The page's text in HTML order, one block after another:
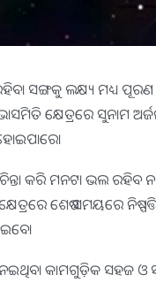
ରହିବା ସଙ୍ଗକୁ ଲକ୍ଷ୍ୟ
କ୍ଷେତ୍ରରେ ସୁନାମ
କରି ମନଟା ଭଲ ରହିବ
ଶେଷ ସମୟରେ
କାମଗୁଡ଼ିକ ସହଜ ଓ